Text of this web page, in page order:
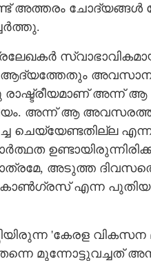
അത്തരം ചോദ്യങ്ങൾ
ആദ്യത്തേതും
അന്ന് ആ
അന്ന് ആ
ചെയ്യേണ്ടതില്ല
അടുത്ത
കോൺഗ്രസ്‌ എന്ന
'കേരള
മുന്നോട്ടുവച്ചത്